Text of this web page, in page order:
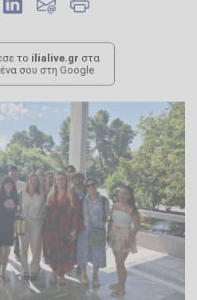
το ilialive.gr στα
σου στη Google